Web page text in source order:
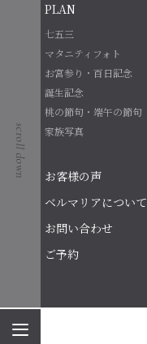
PLAN
七五三
マタニティフォト
お宮参り・百日記念
誕生記念
桃の節句・端午の節句
家族写真
お客様の声
ベルマリアについて
お問い合わせ
ご予約